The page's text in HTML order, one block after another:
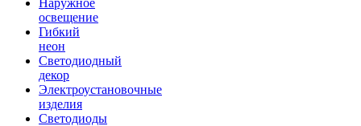
Наружное
освещение
Гибкий
неон
Светодиодный
декор
Электроустановочные
изделия
Светодиоды